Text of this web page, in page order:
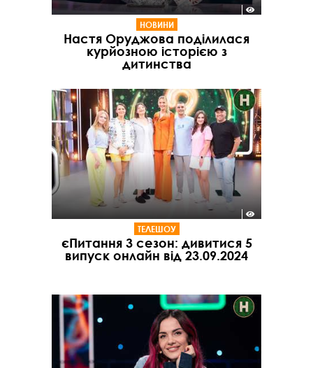
НОВИНИ
Настя Оруджова поділилася
курйозною історією з
дитинства
ТЕЛЕШОУ
єПитання 3 сезон: дивитися 5
випуск онлайн від 23.09.2024